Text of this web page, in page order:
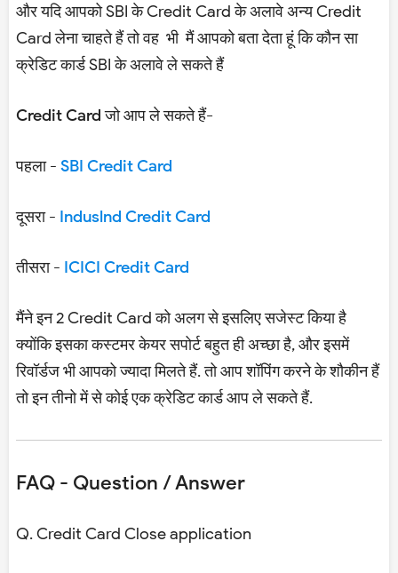
और यदि आपको SBI के Credit Card के अलावे अन्य Credit
Card लेना चाहते हैं तो वह भी मैं आपको बता देता हूं कि कौन सा
क्रेडिट कार्ड SBI के अलावे ले सकते हैं
Credit Card जो आप ले सकते हैं-
पहला - SBI Credit Card
दूसरा - Induslnd Credit Card
तीसरा - ICICI Credit Card
मैंने इन 2 Credit Card को अलग से इसलिए सजेस्ट किया है
क्योंकि इसका कस्टमर केयर सपोर्ट बहुत ही अच्छा है, और इसमें
रिवॉर्डज भी आपको ज्यादा मिलते हैं. तो आप शॉपिंग करने के शौकीन हैं
तो इन तीनो में से कोई एक क्रेडिट कार्ड आप ले सकते हैं.
FAQ - Question / Answer
Q. Credit Card Close application